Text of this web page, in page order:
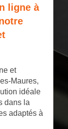
ligne à
et
Maures,
idéale
dans la
adaptés à